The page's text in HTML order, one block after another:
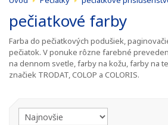
pečiatkové farby
Farba do pečiatkových podušiek,
pečiatok. V ponuke rôzne farebné
na dennom svetle, farby na kožu, farby na
značiek TRODAT, COLOP a COLORIS.